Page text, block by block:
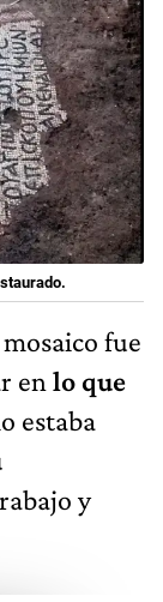
fue
en lo que
estaba
y